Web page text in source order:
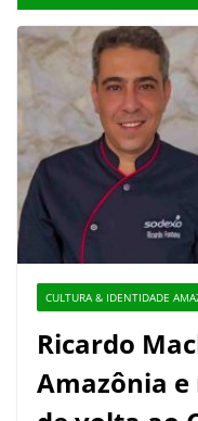
CULTURA & IDENTIDADE
Ricardo
Amazônia